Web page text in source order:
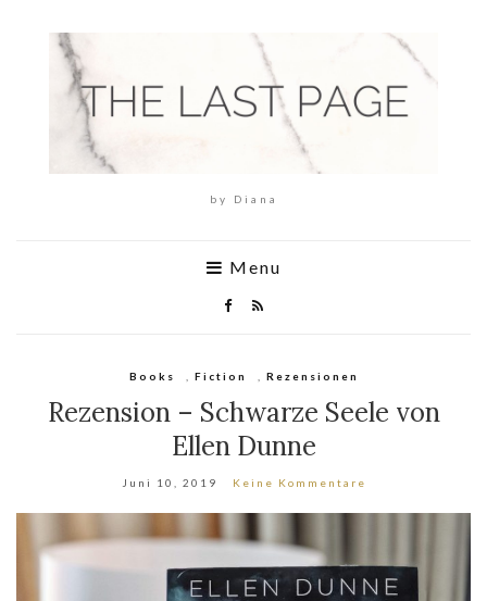
by Diana
Menu
Books Fiction Rezensionen
Rezension – Schwarze Seele von
Ellen Dunne
Juni 10, 2019 Keine Kommentare